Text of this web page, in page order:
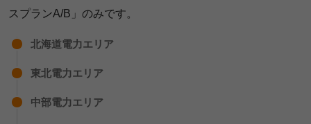
スプランA/B」のみです。
北海道電力エリア
東北電力エリア
中部電力エリア